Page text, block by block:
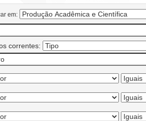
em:
correntes: